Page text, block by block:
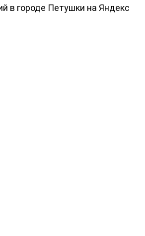
в городе Петушки на Яндекс